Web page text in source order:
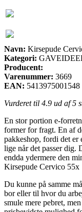
Navn: Kirsepude
Kategori:
Producent:
Varenummer: 3669
EAN: 5413975001548
Vurderet til 4.9 ud af 5
En stor portion e-
former for fragt. En af
pakkeshop, fordi det er
lige når det passer
endda ydermere den
Kirsepude Cervico 55x
Du kunne på samme
bor eller til hvor du
smule mere pebret,